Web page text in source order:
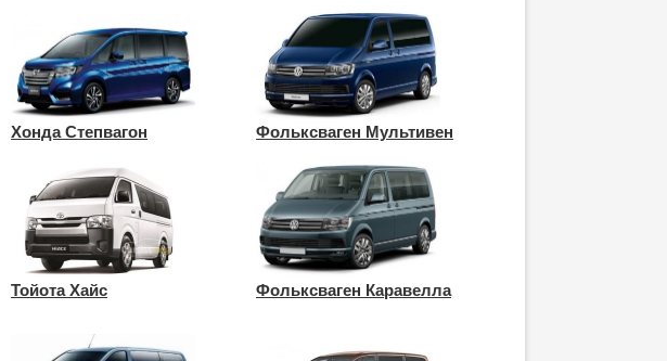
Хонда Степвагон Фольксваген Мультивен
Тойота Хайс Фольксваген Каравелла